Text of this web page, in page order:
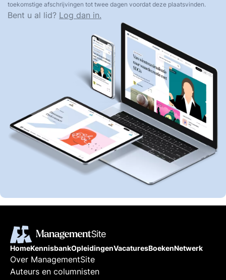
toekomstige afschrijvingen tot twee dagen voordat deze plaatsvinden.
Bent u al lid? Log dan in.
HomeKennisbankOpleidingenVacaturesBoekenNetwerk
Over ManagementSite
Auteurs en columnisten